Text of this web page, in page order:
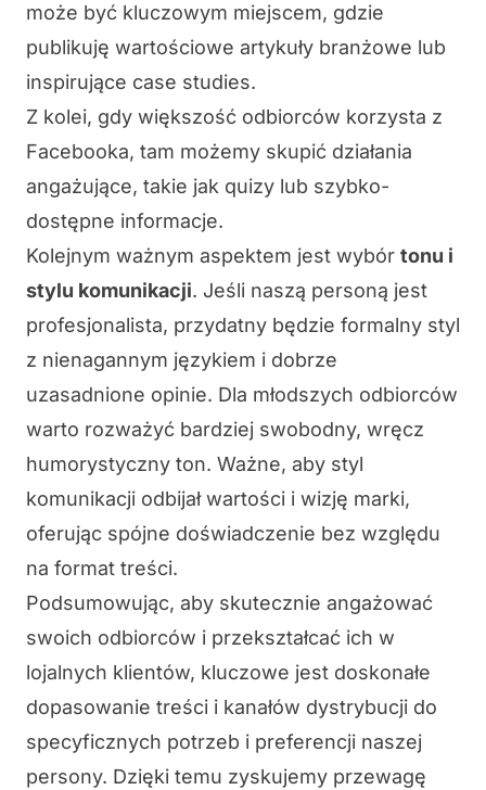
może być kluczowym miejscem, gdzie
publikuję wartościowe artykuły branżowe lub
inspirujące case studies.
Z kolei, gdy większość odbiorców korzysta z
Facebooka, tam możemy skupić działania
angażujące, takie jak quizy lub szybko-
dostępne informacje.
Kolejnym ważnym aspektem jest wybór tonu i
stylu komunikacji. Jeśli naszą personą jest
profesjonalista, przydatny będzie formalny styl
z nienagannym językiem i dobrze
uzasadnione opinie. Dla młodszych odbiorców
warto rozważyć bardziej swobodny, wręcz
humorystyczny ton. Ważne, aby styl
komunikacji odbijał wartości i wizję marki,
oferując spójne doświadczenie bez względu
na format treści.
Podsumowując, aby skutecznie angażować
swoich odbiorców i przekształcać ich w
lojalnych klientów, kluczowe jest doskonałe
dopasowanie treści i kanałów dystrybucji do
specyficznych potrzeb i preferencji naszej
persony. Dzięki temu zyskujemy przewagę